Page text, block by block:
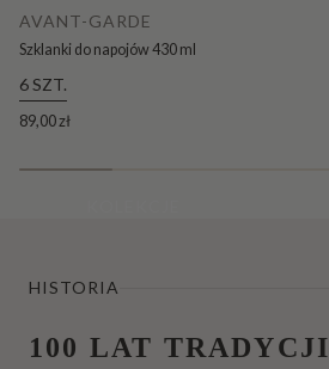
AVANT-GARDE
Szklanki do napojów 430 ml
6 SZT.
89,00 zł
HISTORIA
100 LAT TRADYCJI